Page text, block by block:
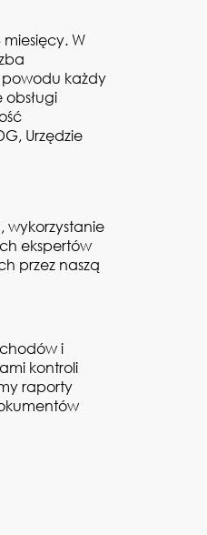
W
powodu każdy
Urzędzie
wykorzystanie
ekspertów
przez naszą
i
kontroli
raporty